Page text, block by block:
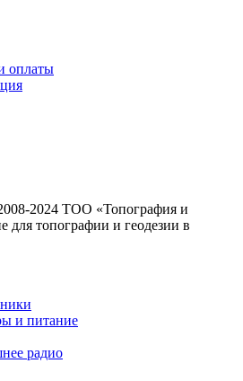
оплаты
2024 ТОО «Топография и
для топографии и геодезии в
и питание
радио